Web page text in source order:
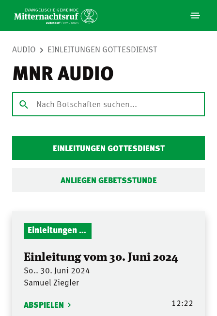
AUDIO EINLEITUNGEN GOTTESDIENST
MNR AUDIO
EINLEITUNGEN GOTTESDIENST
ANLIEGEN GEBETSSTUNDE
Einleitungen Gottesdienst
Einleitung vom 30. Juni 2024
So.. 30. Juni 2024
Samuel Ziegler
ABSPIELEN 12:22